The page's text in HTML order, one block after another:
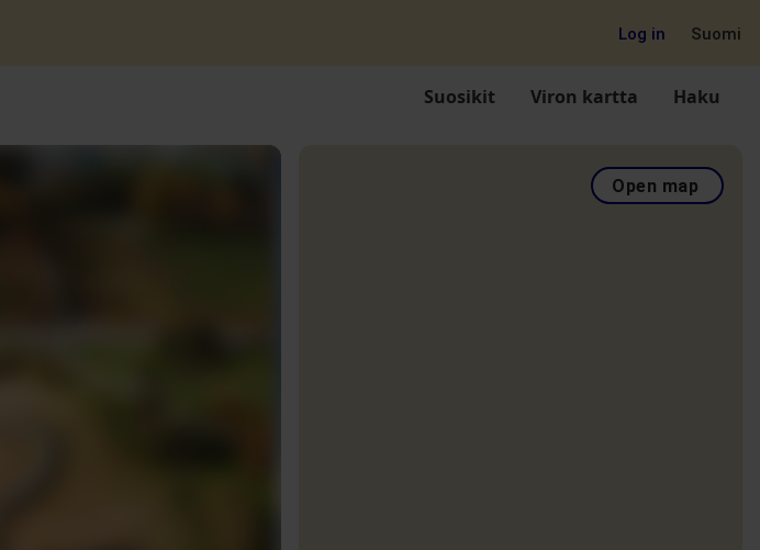
Log in Suomi
Suosikit Viron kartta Haku
Open map